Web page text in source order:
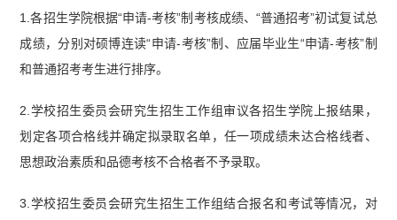
1.各招生学院根据“申请-考核”制考核成绩、“普通招考”初试复试总
成绩，分别对硕博连读“申请-考核”制、应届毕业生“申请-考核”制
和普通招考考生进行排序。
2.学校招生委员会研究生招生工作组审议各招生学院上报结果，
划定各项合格线并确定拟录取名单，任一项成绩未达合格线者、
思想政治素质和品德考核不合格者不予录取。
3.学校招生委员会研究生招生工作组结合报名和考试等情况，对